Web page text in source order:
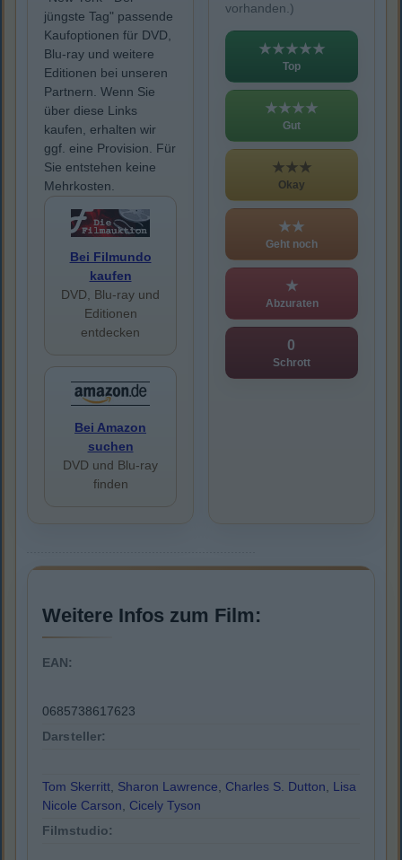
jüngste Tag" passende
Kaufoptionen für DVD,
Blu-ray und weitere
Editionen bei unseren
Partnern. Wenn Sie
über diese Links
kaufen, erhalten wir
ggf. eine Provision. Für
Sie entstehen keine
Mehrkosten.
Bei Filmundo
kaufen
DVD, Blu-ray und
Editionen
entdecken
Bei Amazon
suchen
DVD und Blu-ray
finden
vorhanden.)
★★★★★
Top
★★★★
Gut
★★★
Okay
★★
Geht noch
★
Abzuraten
0
Schrott
Weitere Infos zum Film:
EAN:
0685738617623
Darsteller:
Tom Skerritt, Sharon Lawrence, Charles S. Dutton, Lisa
Nicole Carson, Cicely Tyson
Filmstudio: